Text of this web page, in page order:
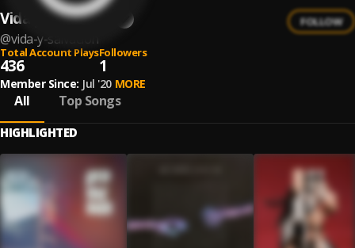
Vida y Salvación
@vida-y-salvacion
FOLLOW
Total Account Plays
436
Followers
1
Member Since: Jul '20 MORE
All Top Songs
HIGHLIGHTED